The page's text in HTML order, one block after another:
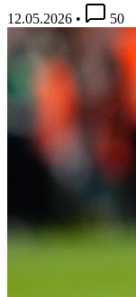
12.05.2026 • 50